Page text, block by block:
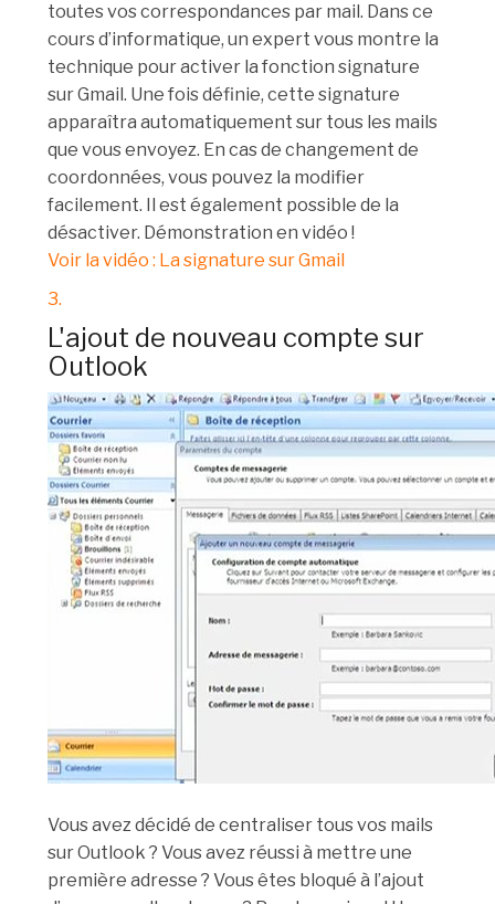
toutes vos correspondances par mail. Dans ce
cours d’informatique, un expert vous montre la
technique pour activer la fonction signature
sur Gmail. Une fois définie, cette signature
apparaîtra automatiquement sur tous les mails
que vous envoyez. En cas de changement de
coordonnées, vous pouvez la modifier
facilement. Il est également possible de la
désactiver. Démonstration en vidéo !
Voir la vidéo : La signature sur Gmail
3.
L'ajout de nouveau compte sur
Outlook
Vous avez décidé de centraliser tous vos mails
sur Outlook ? Vous avez réussi à mettre une
première adresse ? Vous êtes bloqué à l’ajout